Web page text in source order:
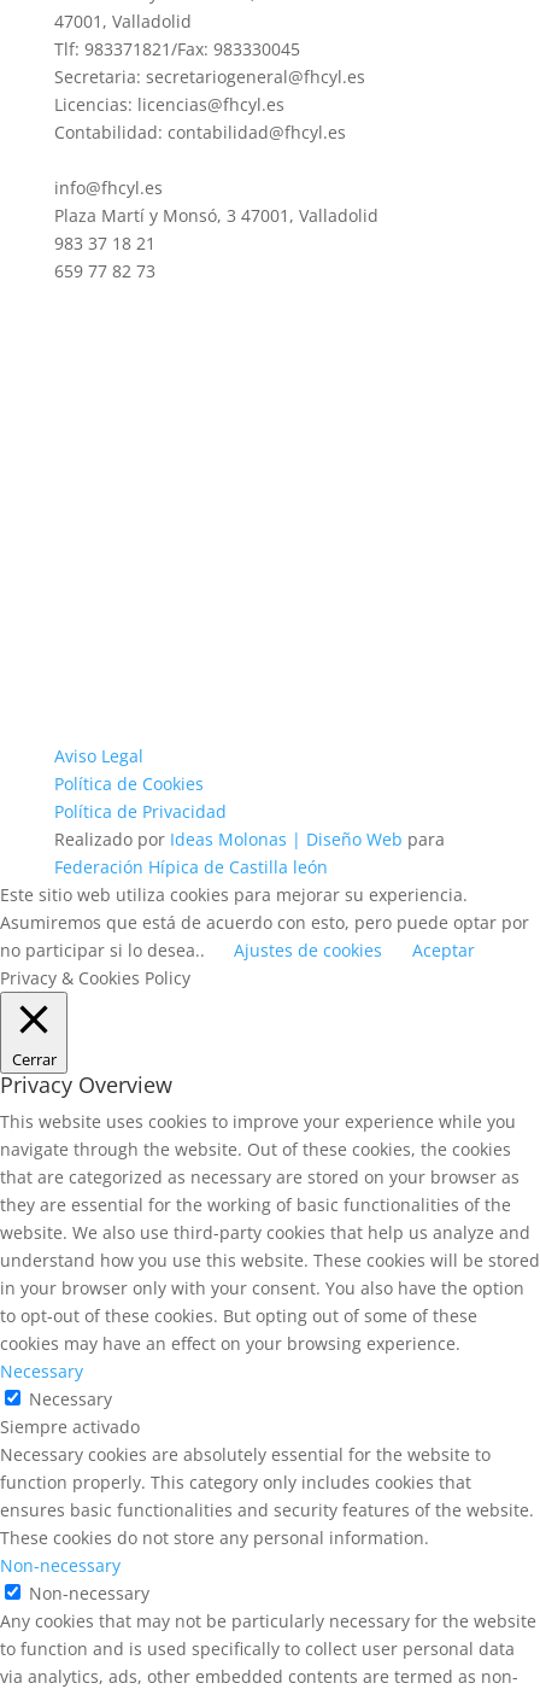
47001, Valladolid
Tlf: 983371821/Fax: 983330045
Secretaria: secretariogeneral@fhcyl.es
Licencias: licencias@fhcyl.es
Contabilidad: contabilidad@fhcyl.es
info@fhcyl.es
Plaza Martí y Monsó, 3 47001, Valladolid
983 37 18 21
659 77 82 73
Aviso Legal
Política de Cookies
Política de Privacidad
Realizado por Ideas Molonas | Diseño Web para
Federación Hípica de Castilla león
Este sitio web utiliza cookies para mejorar su experiencia.
Asumiremos que está de acuerdo con esto, pero puede optar por
no participar si lo desea..
Ajustes de cookies
Aceptar
Privacy & Cookies Policy
Cerrar
Privacy Overview
This website uses cookies to improve your experience while you
navigate through the website. Out of these cookies, the cookies
that are categorized as necessary are stored on your browser as
they are essential for the working of basic functionalities of the
website. We also use third-party cookies that help us analyze and
understand how you use this website. These cookies will be stored
in your browser only with your consent. You also have the option
to opt-out of these cookies. But opting out of some of these
cookies may have an effect on your browsing experience.
Necessary
Necessary
Siempre activado
Necessary cookies are absolutely essential for the website to
function properly. This category only includes cookies that
ensures basic functionalities and security features of the website.
These cookies do not store any personal information.
Non-necessary
Non-necessary
Any cookies that may not be particularly necessary for the website
to function and is used specifically to collect user personal data
via analytics, ads, other embedded contents are termed as non-